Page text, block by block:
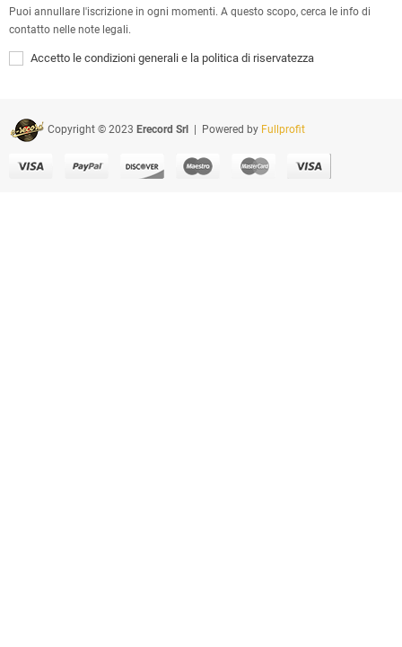
Puoi annullare l'iscrizione in ogni momenti. A questo scopo, cerca le info di
contatto nelle note legali.
Accetto le condizioni generali e la politica di riservatezza
Copyright © 2023 Erecord Srl | Powered by Fullprofit